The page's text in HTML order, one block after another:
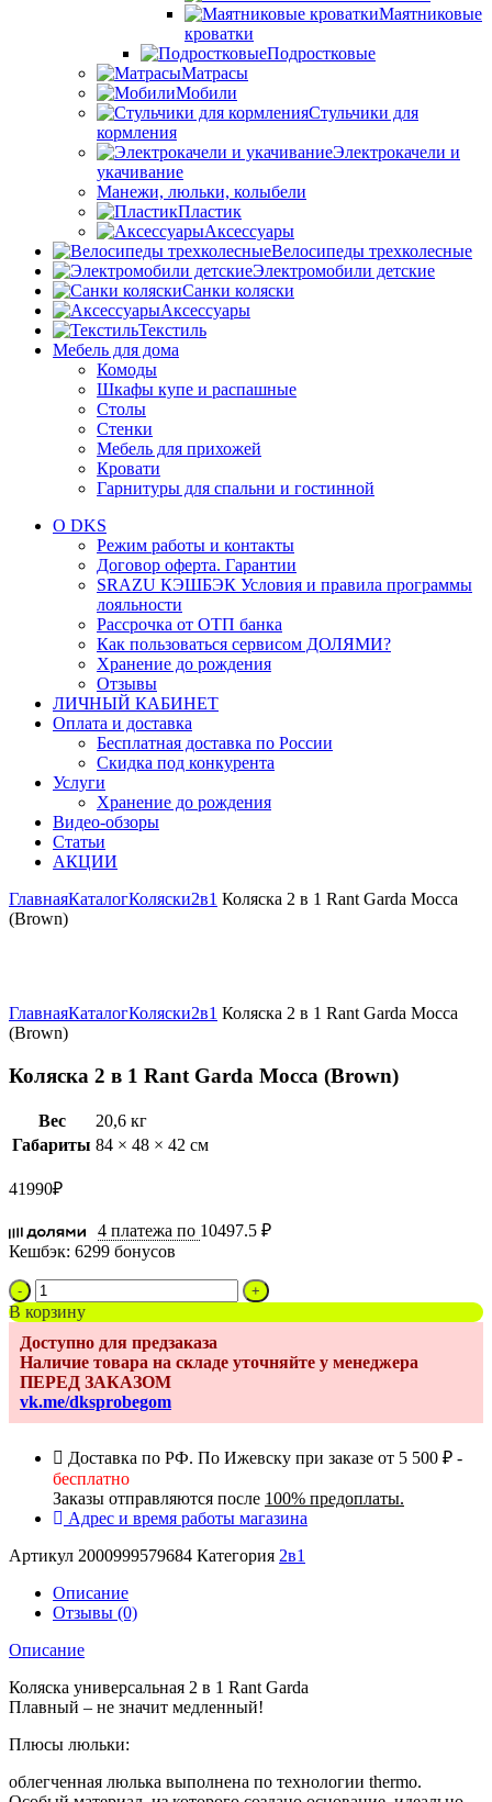
Маятниковые
кроватки
Подростковые
Матрасы
Мобили
Стульчики для
кормления
Электрокачели и
укачивание
Манежи, люльки, колыбели
Пластик
Аксессуары
Велосипеды трехколесные
Электромобили детские
Санки коляски
Аксессуары
Текстиль
Мебель для дома
Комоды
Шкафы купе и распашные
Столы
Стенки
Мебель для прихожей
Кровати
Гарнитуры для спальни и гостинной
О DKS
Режим работы и контакты
Договор оферта. Гарантии
SRAZU КЭШБЭК Условия и правила программы
лояльности
Рассрочка от ОТП банка
Как пользоваться сервисом ДОЛЯМИ?
Хранение до рождения
Отзывы
ЛИЧНЫЙ КАБИНЕТ
Оплата и доставка
Бесплатная доставка по России
Скидка под конкурента
Услуги
Хранение до рождения
Видео-обзоры
Статьи
АКЦИИ
ГлавнаяКаталогКоляски2в1 Коляска 2 в 1 Rant Garda Mocca
(Brown)
ГлавнаяКаталогКоляски2в1 Коляска 2 в 1 Rant Garda Mocca
(Brown)
Коляска 2 в 1 Rant Garda Mocca (Brown)
Вес
20,6 кг
Габариты 84 × 48 × 42 см
41990₽
4 платежа по 10497.5 ₽
Кешбэк: 6299 бонусов
Количество
товара
Коляска
2
в
1
Rant
Garda
Mocca
(Brown)
В корзину
Доступно для предзаказа
Наличие товара на складе уточняйте у менеджера
ПЕРЕД ЗАКАЗОМ
vk.me/dksprobegom
Доставка по РФ. По Ижевску при заказе от 5 500 ₽ -
бесплатно
Заказы отправляются после 100% предоплаты.
Адрес и время работы магазина
Артикул 2000999579684 Категория 2в1
Описание
Отзывы (0)
Описание
Коляска универсальная 2 в 1 Rant Garda
Плавный – не значит медленный!
Плюсы люльки:
облегченная люлька выполнена по технологии thermо.